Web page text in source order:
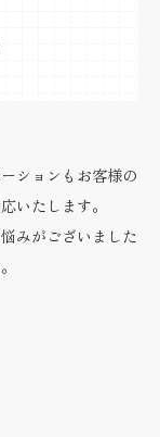
ションも お客様の
いたします。
みがございました